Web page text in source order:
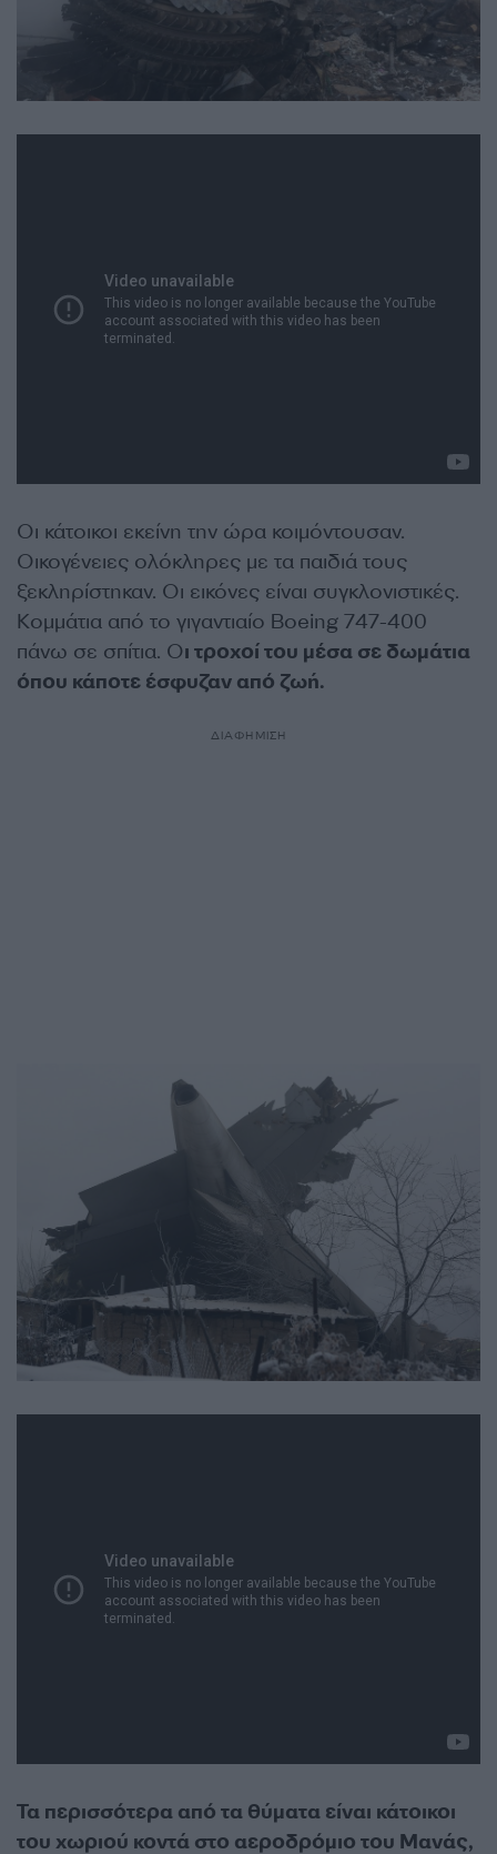
Οι κάτοικοι εκείνη την ώρα κοιμόντουσαν.
Οικογένειες ολόκληρες με τα παιδιά τους
ξεκληρίστηκαν. Οι εικόνες είναι συγκλονιστικές.
Κομμάτια από το γιγαντιαίο Boeing 747-400
πάνω σε σπίτια. Οι τροχοί του μέσα σε δωμάτια
όπου κάποτε έσφυζαν από ζωή.
ΔΙΑΦΗΜΙΣΗ
Τα περισσότερα από τα θύματα είναι κάτοικοι
του χωριού κοντά στο αεροδρόμιο του Μανάς,